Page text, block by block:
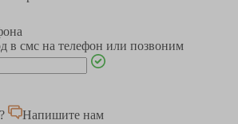
в смс на телефон или позвоним
Напишите нам